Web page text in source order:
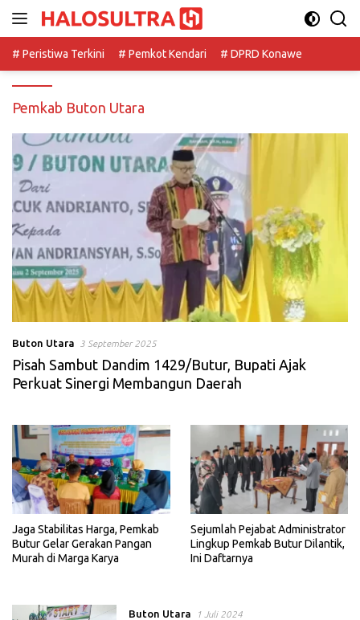
# Peristiwa Terkini
# Pemkot Kendari # DPRD Konawe
Pemkab Buton Utara
Buton Utara 3 September 2025
Pisah Sambut Dandim 1429/Butur, Bupati Ajak
Perkuat Sinergi Membangun Daerah
Jaga Stabilitas Harga, Pemkab
Butur Gelar Gerakan Pangan
Murah di Marga Karya
Sejumlah Pejabat Administrator
Lingkup Pemkab Butur Dilantik,
Ini Daftarnya
Buton Utara 1 Juli 2024